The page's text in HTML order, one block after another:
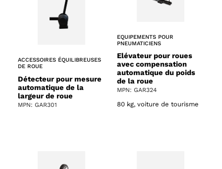
ACCESSOIRES ÉQUILIBREUSES
DE ROUE
Détecteur pour mesure
automatique de la
largeur de roue
MPN: GAR301
EQUIPEMENTS POUR
PNEUMATICIENS
Elévateur pour roues
avec compensation
automatique du poids
de la roue
MPN: GAR324
80 kg, voiture de tourisme